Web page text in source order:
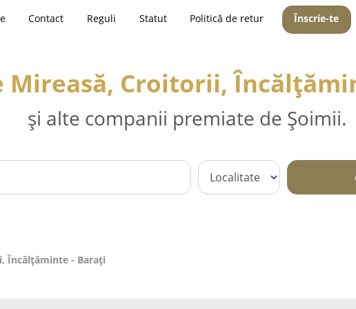
Contact Reguli Statut Politică de retur Înscrie-te
Mireasă, Croitorii,
și alte companii premiate de Șoimii.
Încălțăminte - Baraţi